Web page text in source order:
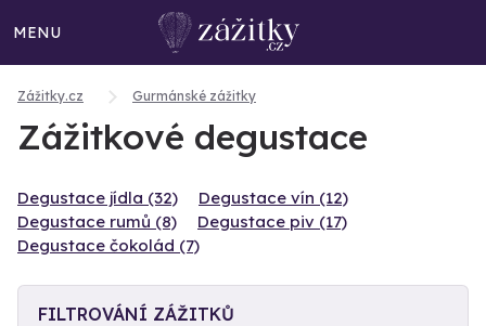
MENU
Zážitky.cz Gurmánské zážitky
Zážitkové degustace
Degustace jídla (32)
Degustace vín (12)
Degustace rumů (8)
Degustace piv (17)
Degustace čokolád (7)
FILTROVÁNÍ ZÁŽITKŮ